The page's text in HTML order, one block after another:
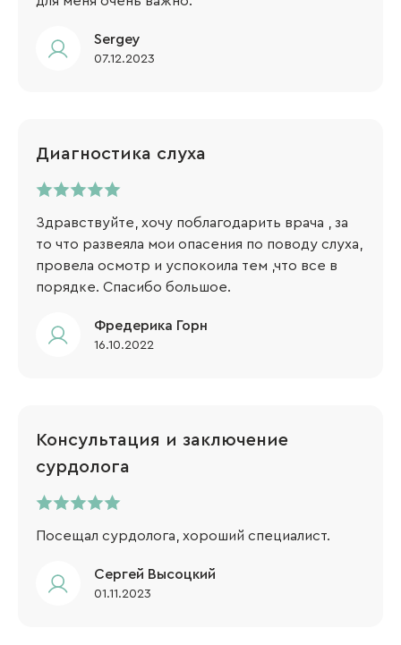
Sergey​
07.12.2023
Диагностика слуха
Здравствуйте, хочу поблагодарить врача , за
то что развеяла мои опасения по поводу слуха,
провела осмотр и успокоила тем ,что все в
порядке. Спасибо большое.
Фредерика Горн
16.10.2022
Консультация и заключение
сурдолога
Посещал сурдолога, хороший специалист.
Сергей Высоцкий
01.11.2023